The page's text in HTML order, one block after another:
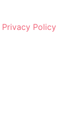
Privacy Policy